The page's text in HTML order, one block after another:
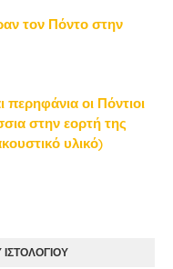
τον Πόντο στην
οι Πόντιοι
στην εορτή της
υλικό)